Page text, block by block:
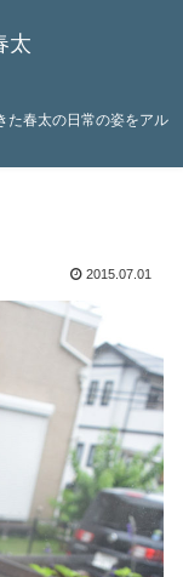
太
春太の日常の姿をアル
2015.07.01